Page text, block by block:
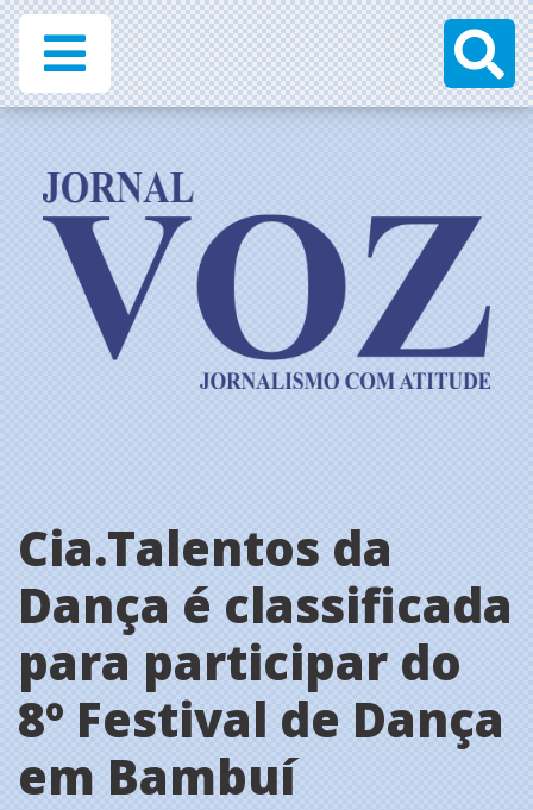
Cia.Talentos da
Dança é classificada
para participar do
8º Festival de Dança
em Bambuí